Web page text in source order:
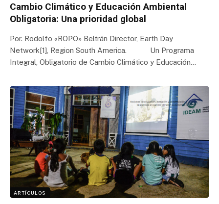
Cambio Climático y Educación Ambiental
Obligatoria: Una prioridad global
Por. Rodolfo «ROPO» Beltrán Director, Earth Day
Network[1], Region South America. Un Programa
Integral, Obligatorio de Cambio Climático y Educación…
ARTÍCULOS